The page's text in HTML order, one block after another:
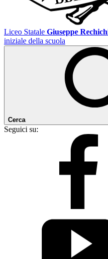
Liceo Statale Giuseppe
iniziale della scuola
Cerca
Seguici su: